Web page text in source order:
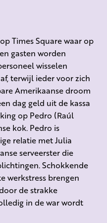
Times Square waar op
gasten worden
wisselen
terwijl ieder voor zich
Amerikaanse droom
dag geld uit de kassa
op Pedro (Raúl
kok. Pedro is
relatie met Julia
serveerster die
Schokkende
werkstress brengen
de strakke
in de war wordt